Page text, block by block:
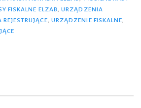
FISKALNE ELZAB,URZĄDZENIA
, URZĄDZENIE FISKALNE,